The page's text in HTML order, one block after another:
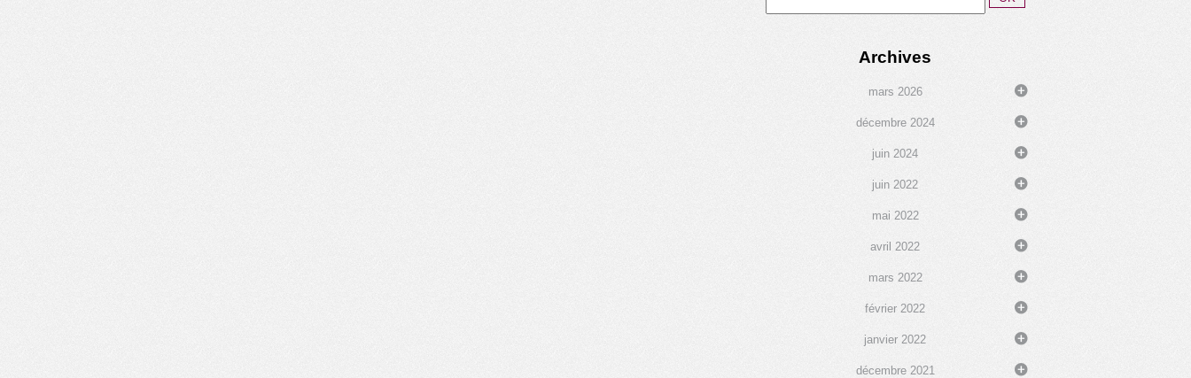
Archives
mars 2026
décembre 2024
juin 2024
juin 2022
mai 2022
avril 2022
mars 2022
février 2022
janvier 2022
décembre 2021